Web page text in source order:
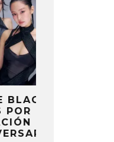
DE